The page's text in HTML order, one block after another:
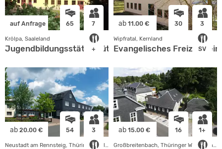
auf Anfrage 65 7
+
Krölpa, Saaleland
Jugendbildungsstätte Hütten
ab 11.00 € 30 3
SV
Wipfratal, Kernland
Evangelisches
ab 20.00 € 54 3 ab 15.00 € 16 1+